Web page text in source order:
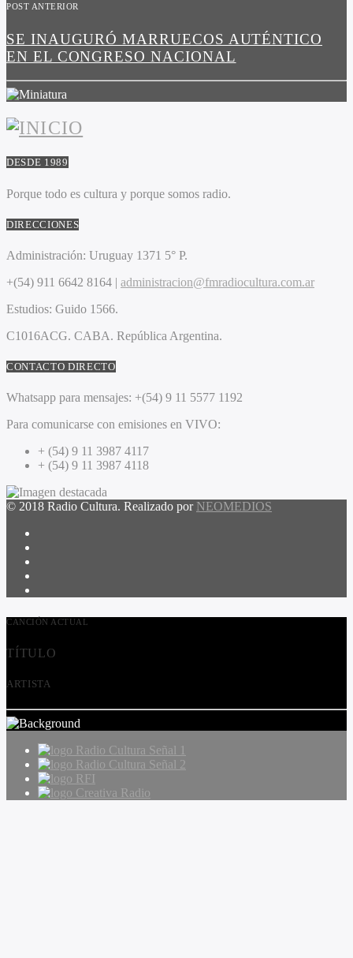
POST ANTERIOR
SE INAUGURÓ MARRUECOS AUTÉNTICO
EN EL CONGRESO NACIONAL
DESDE 1989
Porque todo es cultura y porque somos radio.
DIRECCIONES
Administración: Uruguay 1371 5° P.
+(54) 911 6642 8164 | administracion@fmradiocultura.com.ar
Estudios: Guido 1566.
C1016ACG. CABA. República Argentina.
CONTACTO DIRECTO
Whatsapp para mensajes: +(54) 9 11 5577 1192
Para comunicarse con emisiones en VIVO:
+ (54) 9 11 3987 4117
+ (54) 9 11 3987 4118
© 2018 Radio Cultura. Realizado por NEOMEDIOS
CANCIÓN ACTUAL
TÍTULO
ARTISTA
Radio Cultura Señal 1
Radio Cultura Señal 2
RFI
Creativa Radio